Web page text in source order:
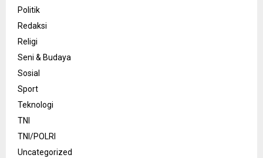
Politik
Redaksi
Religi
Seni & Budaya
Sosial
Sport
Teknologi
TNI
TNI/POLRI
Uncategorized